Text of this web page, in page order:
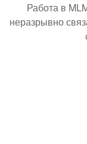
Работа в
неразрывно